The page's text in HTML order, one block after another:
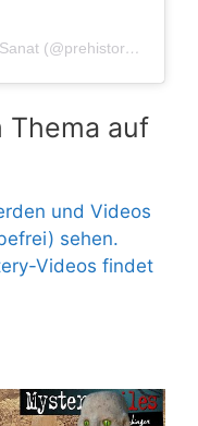
Ein Beitrag geteilt von Prehistorya Sanat (@prehistorya_sanat)
Thema auf
und Videos
sehen.
Videos findet